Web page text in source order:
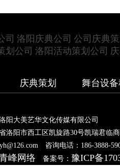
司 洛阳庆典公司 公司庆典策
划公司 洛阳活动策划公司
庆典策划 舞台设
阳大美艺华文化传媒有限公司
洛阳市西工区凯旋路30号凯瑞君临
咨询电话：186-3888-
峰网络 备案号： 豫ICP备